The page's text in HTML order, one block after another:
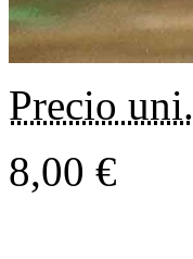
Precio uni.
8,00 €